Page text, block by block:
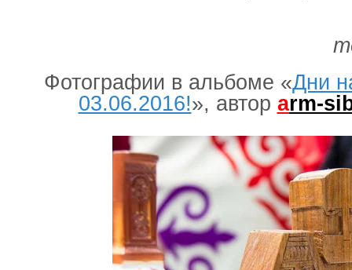
Фотографии в альбоме «Дни
03.06.2016!», автор arm-